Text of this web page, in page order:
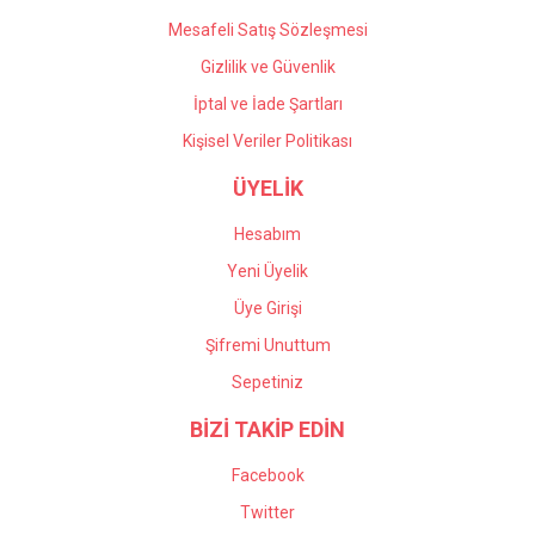
Mesafeli Satış Sözleşmesi
Gizlilik ve Güvenlik
İptal ve İade Şartları
Kişisel Veriler Politikası
ÜYELİK
Hesabım
Yeni Üyelik
Üye Girişi
Şifremi Unuttum
Sepetiniz
BİZİ TAKİP EDİN
Facebook
Twitter